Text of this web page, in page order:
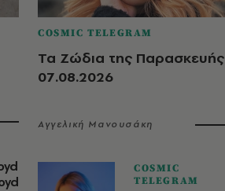
COSMIC TELEGRAM
Τα Ζώδια της Παρασκευής
07.08.2026
Αγγελική Μανουσάκη
COSMIC
TELEGRAM